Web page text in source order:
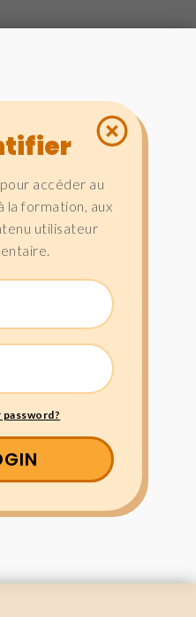
accéder au
formation, aux
utilisateur